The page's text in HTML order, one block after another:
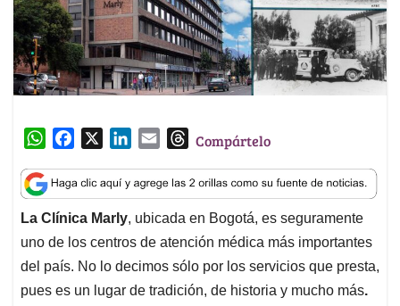
W
a
t
s
A
p
p
c
e
b
o
o
k
n
k
e
d
I
n
a
i
l
T
r
e
a
d
s
Compártelo
La Clínica Marly, ubicada en Bogotá, es seguramente
uno de los centros de atención médica más importantes
del país. No lo decimos sólo por los servicios que presta,
pues es un lugar de tradición, de historia y mucho más.